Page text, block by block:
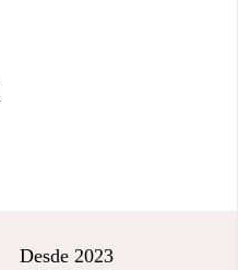
Desde 2023